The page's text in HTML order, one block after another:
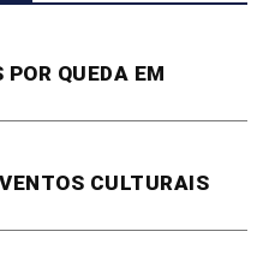
QUEDA EM
CULTURAIS